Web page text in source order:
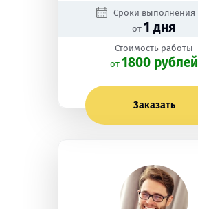
Сроки выполнения
от 1 дня
Стоимость работы
oт 1800 рублей
Заказать